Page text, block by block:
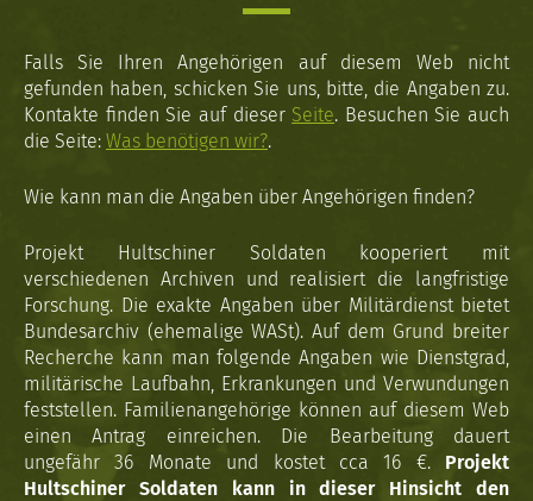
Falls Sie Ihren Angehörigen auf diesem Web nicht
gefunden haben, schicken Sie uns, bitte, die Angaben zu.
Kontakte finden Sie auf dieser Seite. Besuchen Sie auch
die Seite: Was benötigen wir?.
Wie kann man die Angaben über Angehörigen finden?
Projekt Hultschiner Soldaten kooperiert mit
verschiedenen Archiven und realisiert die langfristige
Forschung. Die exakte Angaben über Militärdienst bietet
Bundesarchiv (ehemalige WASt). Auf dem Grund breiter
Recherche kann man folgende Angaben wie Dienstgrad,
militärische Laufbahn, Erkrankungen und Verwundungen
feststellen. Familienangehörige können auf diesem Web
einen Antrag einreichen. Die Bearbeitung dauert
ungefähr 36 Monate und kostet cca 16 €. Projekt
Hultschiner Soldaten kann in dieser Hinsicht den